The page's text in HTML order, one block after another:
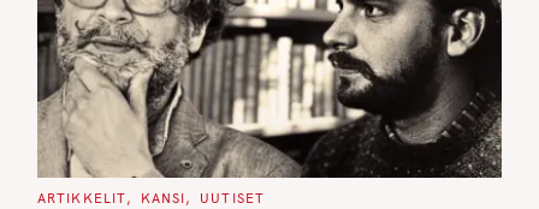
C
ARTIKKELIT KANSI UUTISET